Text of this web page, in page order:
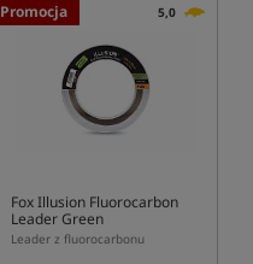
Promocja 5,0
Fox Illusion Fluorocarbon
Leader Green
Leader z fluorocarbonu